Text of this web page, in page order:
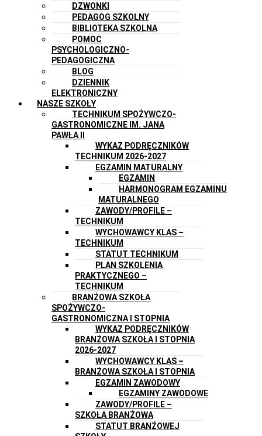
DZWONKI
PEDAGOG SZKOLNY
BIBLIOTEKA SZKOLNA
POMOC
PSYCHOLOGICZNO-
PEDAGOGICZNA
BLOG
DZIENNIK
ELEKTRONICZNY
NASZE SZKOŁY
TECHNIKUM SPOŻYWCZO-
GASTRONOMICZNE IM. JANA
PAWŁA II
WYKAZ PODRĘCZNIKÓW
TECHNIKUM 2026-2027
EGZAMIN MATURALNY
EGZAMIN
HARMONOGRAM EGZAMINU
MATURALNEGO
ZAWODY/PROFILE –
TECHNIKUM
WYCHOWAWCY KLAS –
TECHNIKUM
STATUT TECHNIKUM
PLAN SZKOLENIA
PRAKTYCZNEGO –
TECHNIKUM
BRANŻOWA SZKOŁA
SPOŻYWCZO-
GASTRONOMICZNA I STOPNIA
WYKAZ PODRĘCZNIKÓW
BRANŻOWA SZKOŁA I STOPNIA
2026-2027
WYCHOWAWCY KLAS –
BRANŻOWA SZKOŁA I STOPNIA
EGZAMIN ZAWODOWY
EGZAMINY ZAWODOWE
ZAWODY/PROFILE –
SZKOŁA BRANŻOWA
STATUT BRANŻOWEJ